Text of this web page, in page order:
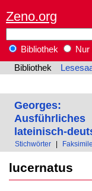
Zeno.org
Bibliothek
Bibliothek
Georges:
Ausführliches
lateinisch-
Stichwörter
lucernatus